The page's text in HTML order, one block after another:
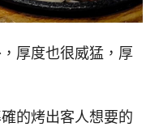
厚度也很威猛，厚
的烤出客人想要的